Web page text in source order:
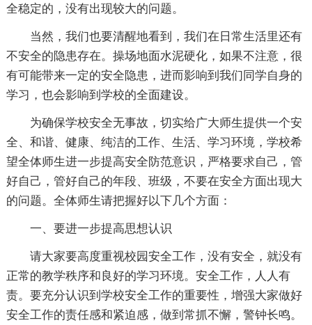
全稳定的，没有出现较大的问题。
当然，我们也要清醒地看到，我们在日常生活里还有
不安全的隐患存在。操场地面水泥硬化，如果不注意，很
有可能带来一定的安全隐患，进而影响到我们同学自身的
学习，也会影响到学校的全面建设。
为确保学校安全无事故，切实给广大师生提供一个安
全、和谐、健康、纯洁的工作、生活、学习环境，学校希
望全体师生进一步提高安全防范意识，严格要求自己，管
好自己，管好自己的年段、班级，不要在安全方面出现大
的问题。全体师生请把握好以下几个方面：
一、要进一步提高思想认识
请大家要高度重视校园安全工作，没有安全，就没有
正常的教学秩序和良好的学习环境。安全工作，人人有
责。要充分认识到学校安全工作的重要性，增强大家做好
安全工作的责任感和紧迫感，做到常抓不懈，警钟长鸣。